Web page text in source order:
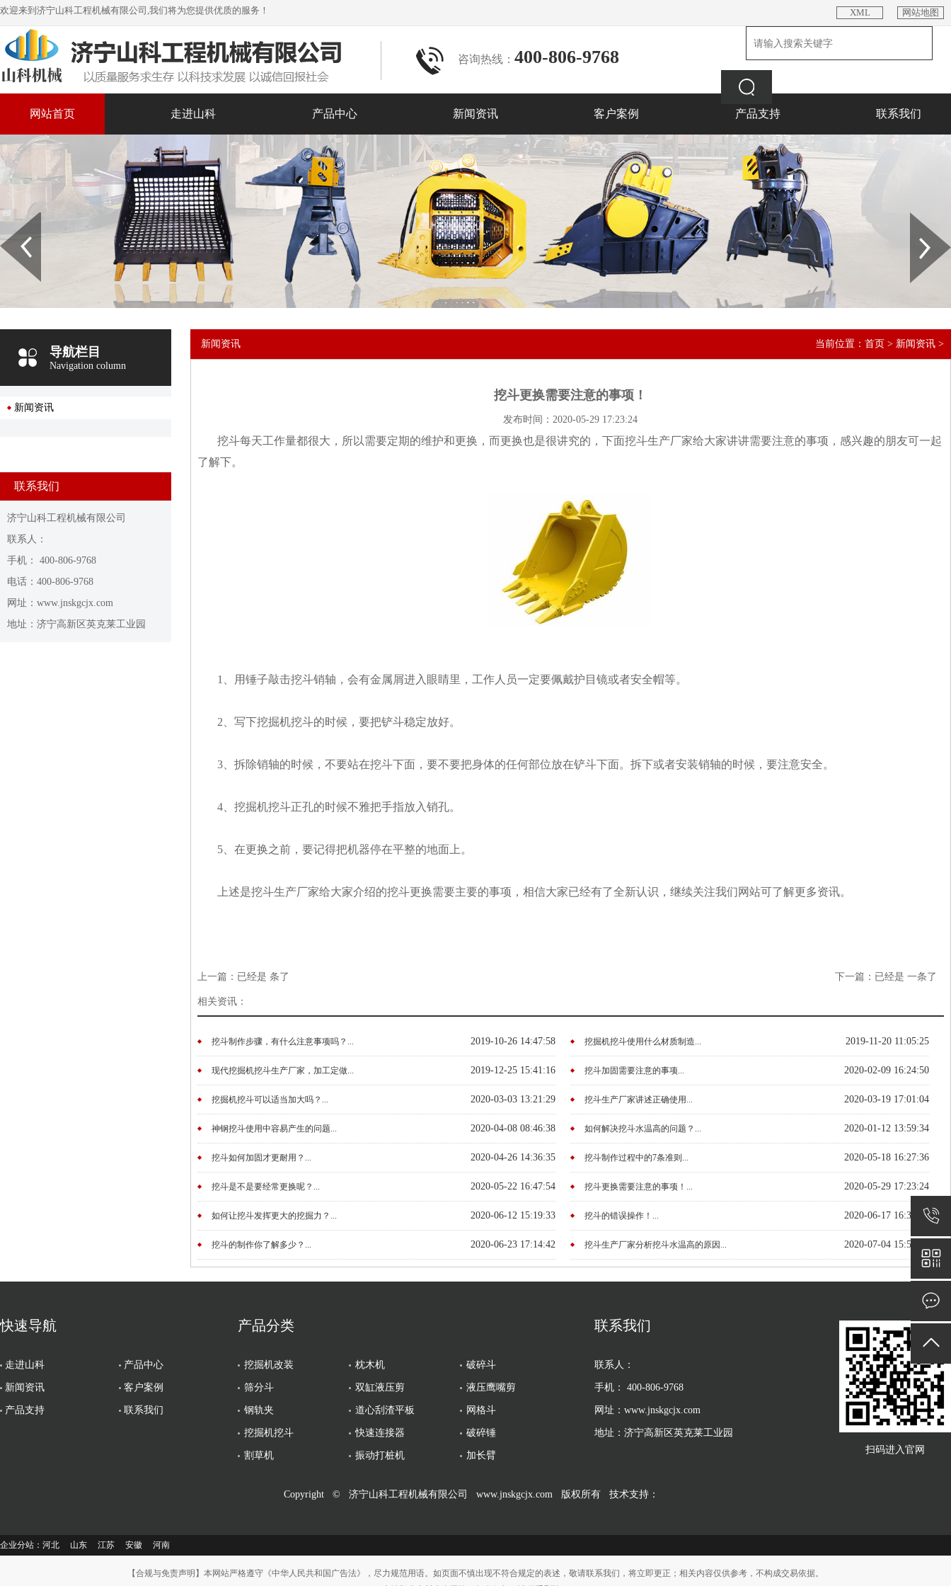
欢迎来到济宁山科工程机械有限公司,我们将为您提供优质的服务！ 网站地图
XML
咨询热线： 400-806-9768
网站首页 走进山科 产品中心 新闻资讯 客户案例 产品支持 联系我们
Prev Next
导航栏目
Navigation column
新闻资讯
联系我们
济宁山科工程机械有限公司
联系人：
手机： 400-806-9768
电话：400-806-9768
网址：www.jnskgcjx.com
地址：济宁高新区英克莱工业园
当前位置： 首页 > 新闻资讯>
新闻资讯
挖斗更换需要注意的事项！
发布时间：2020-05-29 17:23:24
挖斗每天工作量都很大，所以需要定期的维护和更换，而更换也是很讲究的，下面挖斗生产厂家给大家讲讲需要注意的事项，感兴趣的朋友可一起
了解下。
1、用锤子敲击挖斗销轴，会有金属屑进入眼睛里，工作人员一定要佩戴护目镜或者安全帽等。
2、写下挖掘机挖斗的时候，要把铲斗稳定放好。
3、拆除销轴的时候，不要站在挖斗下面，要不要把身体的任何部位放在铲斗下面。拆下或者安装销轴的时候，要注意安全。
4、挖掘机挖斗正孔的时候不雅把手指放入销孔。
5、在更换之前，要记得把机器停在平整的地面上。
上述是挖斗生产厂家给大家介绍的挖斗更换需要主要的事项，相信大家已经有了全新认识，继续关注我们网站可了解更多资讯。
上一篇：已经是 条了 下一篇：已经是 一条了
相关资讯：
2019-10-26 14:47:58
挖斗制作步骤，有什么注意事项吗？... 2019-11-20 11:05:25
挖掘机挖斗使用什么材质制造...
2019-12-25 15:41:16
现代挖掘机挖斗生产厂家，加工定做... 2020-02-09 16:24:50
挖斗加固需要注意的事项...
2020-03-03 13:21:29
挖掘机挖斗可以适当加大吗？... 2020-03-19 17:01:04
挖斗生产厂家讲述正确使用...
2020-04-08 08:46:38
神钢挖斗使用中容易产生的问题... 2020-01-12 13:59:34
如何解决挖斗水温高的问题？...
2020-04-26 14:36:35
挖斗如何加固才更耐用？... 2020-05-18 16:27:36
挖斗制作过程中的7条准则...
2020-05-22 16:47:54
挖斗是不是要经常更换呢？... 2020-05-29 17:23:24
挖斗更换需要注意的事项！...
2020-06-12 15:19:33
如何让挖斗发挥更大的挖掘力？... 2020-06-17 16:31:28
挖斗的错误操作！...
2020-06-23 17:14:42
挖斗的制作你了解多少？... 2020-07-04 15:53:21
挖斗生产厂家分析挖斗水温高的原因...
快速导航
走进山科 产品中心
新闻资讯 客户案例
产品支持 联系我们
产品分类
挖掘机改装 枕木机 破碎斗
筛分斗 双缸液压剪 液压鹰嘴剪
钢轨夹 道心刮渣平板 网格斗
挖掘机挖斗 快速连接器 破碎锤
割草机 振动打桩机 加长臂
联系我们
联系人：
手机： 400-806-9768
网址：www.jnskgcjx.com
地址：济宁高新区英克莱工业园
扫码进入官网
Copyright © 济宁山科工程机械有限公司 www.jnskgcjx.com 版权所有 技术支持：
企业分站： 河北 山东 江苏 安徽 河南
【合规与免责声明】本网站严格遵守《中华人民共和国广告法》，尽力规范用语。如页面不慎出现不符合规定的表述，敬请联系我们，将立即更正；相关内容仅供参考，不构成交易依据。